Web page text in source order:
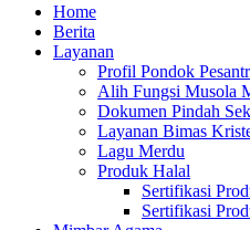
Home
Berita
Layanan
Profil Pondok
Alih Fungsi Musola
Dokumen Pindah
Layanan Bimas
Lagu Merdu
Produk Halal
Sertifikasi
Sertifikasi